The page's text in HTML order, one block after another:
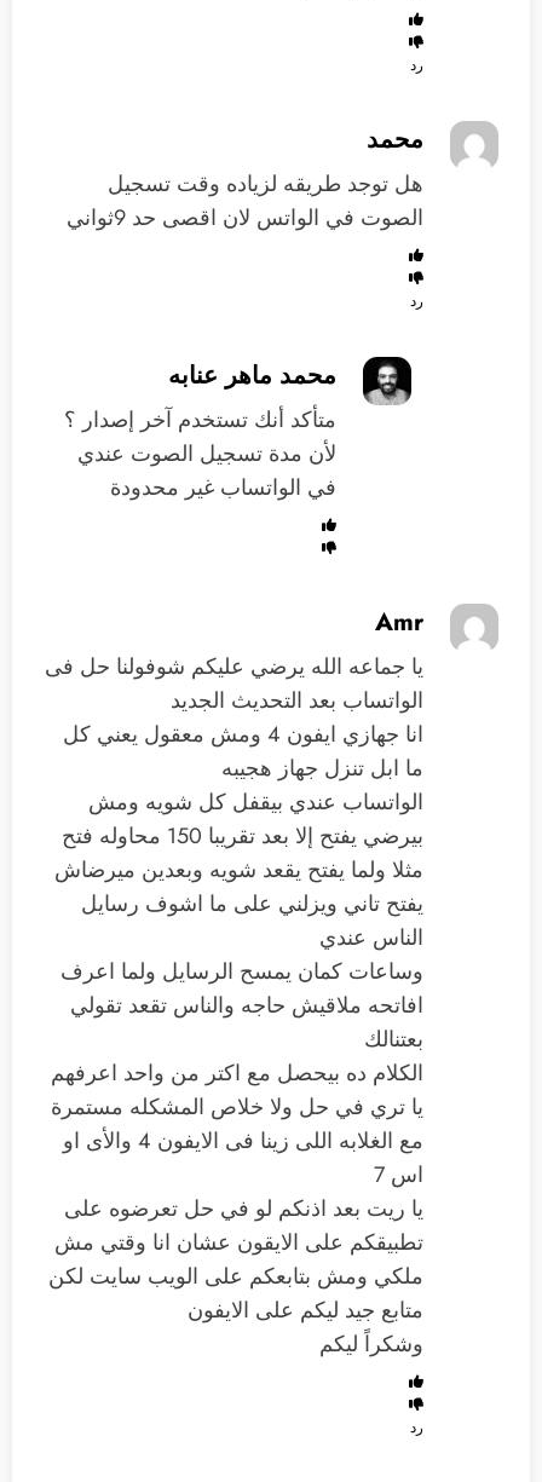
رد
محمد
هل توجد طريقه لزياده وقت تسجيل
الصوت في الواتس لان اقصى حد 9ثواني
رد
محمد ماهر عنابه
متأكد أنك تستخدم آخر إصدار ؟
لأن مدة تسجيل الصوت عندي
في الواتساب غير محدودة
Amr
يا جماعه الله يرضي عليكم شوفولنا حل فى
الواتساب بعد التحديث الجديد
انا جهازي ايفون 4 ومش معقول يعني كل
ما ابل تنزل جهاز هجيبه
الواتساب عندي بيقفل كل شويه ومش
بيرضي يفتح إلا بعد تقريبا 150 محاوله فتح
مثلا ولما يفتح يقعد شويه وبعدين ميرضاش
يفتح تاني ويزلني على ما اشوف رسايل
الناس عندي
وساعات كمان يمسح الرسايل ولما اعرف
افاتحه ملاقيش حاجه والناس تقعد تقولي
بعتنالك
الكلام ده بيحصل مع اكتر من واحد اعرفهم
يا تري في حل ولا خلاص المشكله مستمرة
مع الغلابه اللى زينا فى الايفون 4 والأى او
اس 7
يا ريت بعد اذنكم لو في حل تعرضوه على
تطبيقكم على الايقون عشان انا وقتي مش
ملكي ومش بتابعكم على الويب سايت لكن
متابع جيد ليكم على الايفون
وشكراً ليكم
رد